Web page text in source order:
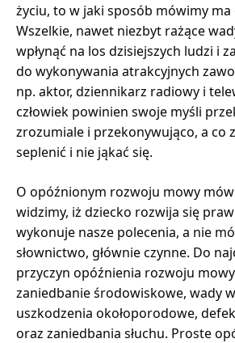
życiu, to w jaki sposób mówimy
Wszelkie, nawet niezbyt rażące
wpłynąć na los dzisiejszych ludzi i
do wykonywania atrakcyjnych
np. aktor, dziennikarz radiowy i
człowiek powinien swoje myśli
zrozumiale i przekonywująco, a co
seplenić i nie jąkać się.
O opóźnionym rozwoju mowy
widzimy, iż dziecko rozwija się
wykonuje nasze polecenia, a nie
słownictwo, głównie czynne. Do
przyczyn opóźnienia rozwoju
zaniedbanie środowiskowe, wady
uszkodzenia okołoporodowe,
oraz zaniedbania słuchu. Proste